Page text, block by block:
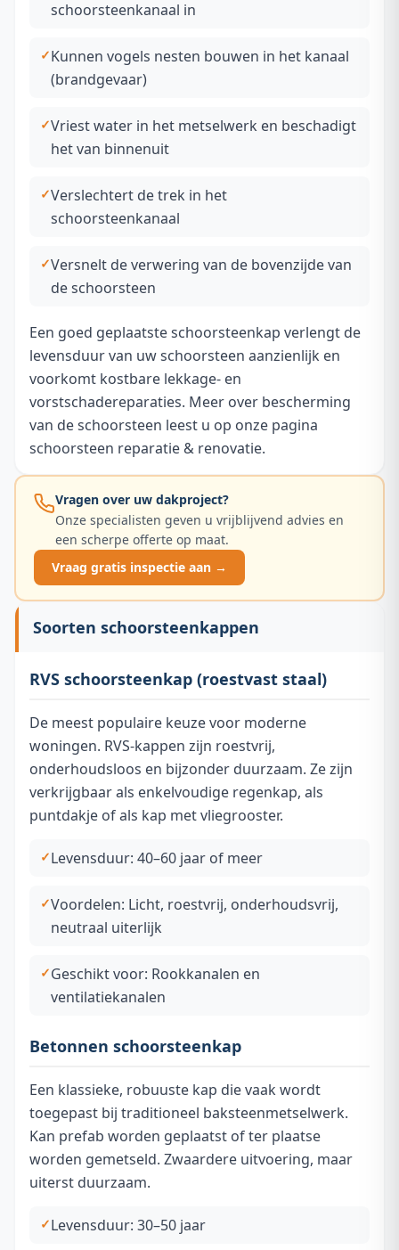
schoorsteenkanaal in
Kunnen vogels nesten bouwen in het kanaal
(brandgevaar)
Vriest water in het metselwerk en beschadigt
het van binnenuit
Verslechtert de trek in het
schoorsteenkanaal
Versnelt de verwering van de bovenzijde van
de schoorsteen
Een goed geplaatste schoorsteenkap verlengt de
levensduur van uw schoorsteen aanzienlijk en
voorkomt kostbare lekkage- en
vorstschadereparaties. Meer over bescherming
van de schoorsteen leest u op onze pagina
schoorsteen reparatie & renovatie.
Vragen over uw dakproject?
Onze specialisten geven u vrijblijvend advies en
een scherpe offerte op maat.
Vraag gratis inspectie aan →
Soorten schoorsteenkappen
RVS schoorsteenkap (roestvast staal)
De meest populaire keuze voor moderne
woningen. RVS-kappen zijn roestvrij,
onderhoudsloos en bijzonder duurzaam. Ze zijn
verkrijgbaar als enkelvoudige regenkap, als
puntdakje of als kap met vliegrooster.
Levensduur: 40–60 jaar of meer
Voordelen: Licht, roestvrij, onderhoudsvrij,
neutraal uiterlijk
Geschikt voor: Rookkanalen en
ventilatiekanalen
Betonnen schoorsteenkap
Een klassieke, robuuste kap die vaak wordt
toegepast bij traditioneel baksteenmetselwerk.
Kan prefab worden geplaatst of ter plaatse
worden gemetseld. Zwaardere uitvoering, maar
uiterst duurzaam.
Levensduur: 30–50 jaar